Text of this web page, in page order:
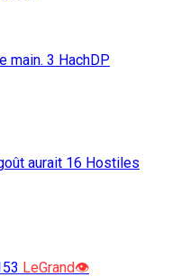
main. 3 HachDP
aurait 16 Hostiles
LeGrand👁️